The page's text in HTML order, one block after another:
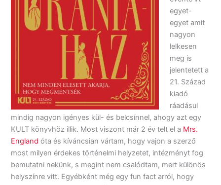
egyet-
egyet amit
nagyon
lelkesen
meg is
jelentetett a
21. Század
kiadó
ráadásul
mindig nagyon igényes kül- és belcsínnel, ahogy azt egy
KULT könyvhöz illik. Most viszont már 2 év telt el a Mrs.
England óta és kíváncsian vártam, hogy vajon a szerző
most milyen érdekes történelmi helyzetet, intézményt fog
bemutatni nekünk, s megint nem csalódtam, mert különös
helyszínre vitt. Egyébként még egy fun fact arról, hogy